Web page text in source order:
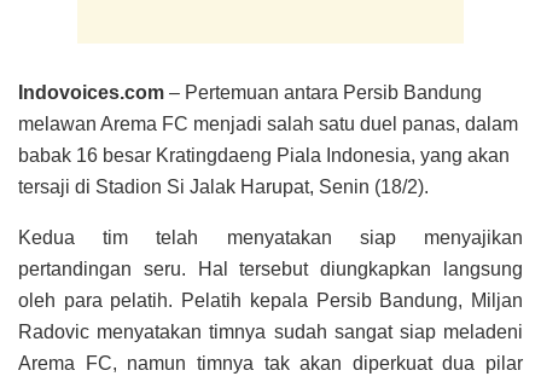
Indovoices.com – Pertemuan antara Persib Bandung
melawan Arema FC menjadi salah satu duel panas, dalam
babak 16 besar Kratingdaeng Piala Indonesia, yang akan
tersaji di Stadion Si Jalak Harupat, Senin (18/2).
Kedua tim telah menyatakan siap menyajikan
pertandingan seru. Hal tersebut diungkapkan langsung
oleh para pelatih. Pelatih kepala Persib Bandung, Miljan
Radovic menyatakan timnya sudah sangat siap meladeni
Arema FC, namun timnya tak akan diperkuat dua pilar